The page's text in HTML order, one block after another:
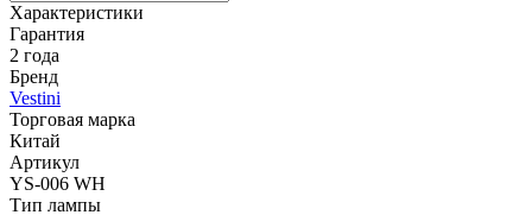
Характеристики
Гарантия
2 года
Бренд
Vestini
Торговая марка
Китай
Артикул
YS-006 WH
Тип лампы